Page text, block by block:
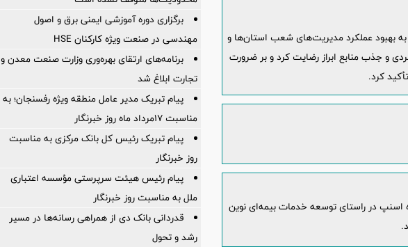
به بهبود عملکرد مدیریت‌های شعب استان‌ها و
رشد شاخص‌های عملکردی و جذب منابع ابراز رضایت کرد و بر ضرورت
کرد.
اسنپ در راستای توسعه خدمات بیمه‌ای نوین
برگزاری دوره آموزشی ایمنی برق و اصول
مهندسی در صنعت ویژه کارکنان HSE
برنامه‌های ارتقای بهره‌وری وزارت صنعت معدن و
تجارت ابلاغ شد
پیام تبریک مدیر عامل منطقه ویژه رفسنجان؛ به
مناسبت ۱۷مرداد ماه روز خبرنگار
پیام تبریک رئیس کل بانک مرکزی به مناسبت
روز خبرنگار
پیام رئیس هیئت سرپرستی مؤسسه اعتباری
ملل به مناسبت روز خبرنگار
قدردانی بانک دی از همراهی رسانه‌ها در مسیر
رشد و تحول